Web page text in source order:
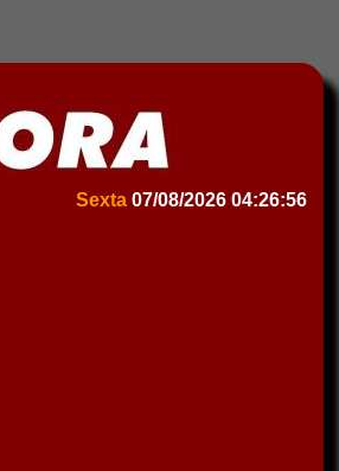
Sexta 07/08/2026 04:26:56